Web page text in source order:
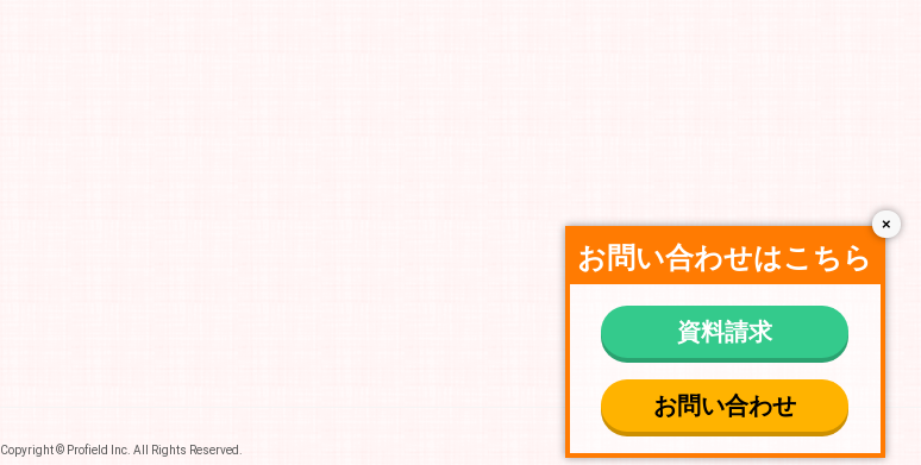
Copyright © Profield Inc. All Rights Reserved.
×
お問い合わせはこちら
資料請求
お問い合わせ